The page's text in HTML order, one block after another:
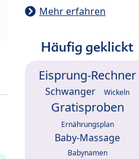
Mehr erfahren
Häufig geklickt
Eisprung-Rechner
Schwanger Wickeln
Gratisproben
Ernährungsplan
Baby-Massage
Babynamen